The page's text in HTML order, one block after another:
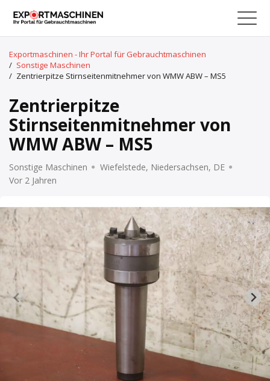
Exportmaschinen - Ihr Portal für Gebrauchtmaschinen
/ Sonstige Maschinen
/ Zentrierpitze Stirnseitenmitnehmer von WMW ABW – MS5
Zentrierpitze
Stirnseitenmitnehmer von
WMW ABW – MS5
Sonstige Maschinen
Wiefelstede, Niedersachsen, DE
Vor 2 Jahren